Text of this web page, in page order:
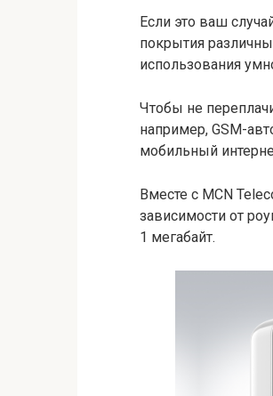
Если это ваш
покрытия
использования
Чтобы не
например, GSM-
мобильный
Вместе с MCN
зависимости от
1 мегабайт.